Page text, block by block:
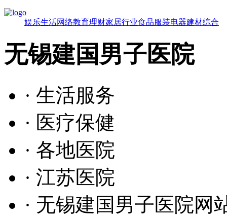
娱乐生活网络教育理财家居行业食品服装电器建材综合
无锡建国男子医院
· 生活服务
· 医疗保健
· 各地医院
· 江苏医院
· 无锡建国男子医院网